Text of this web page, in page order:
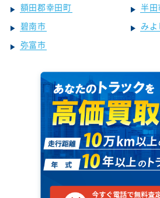
額田郡幸田町
半田
碧南市
み
弥富市